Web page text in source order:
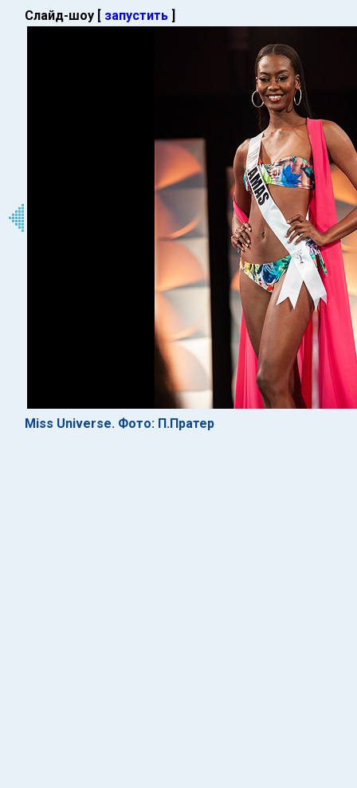
Слайд-шоу [ запустить ]
Miss Universe. Фото: П.Пратер